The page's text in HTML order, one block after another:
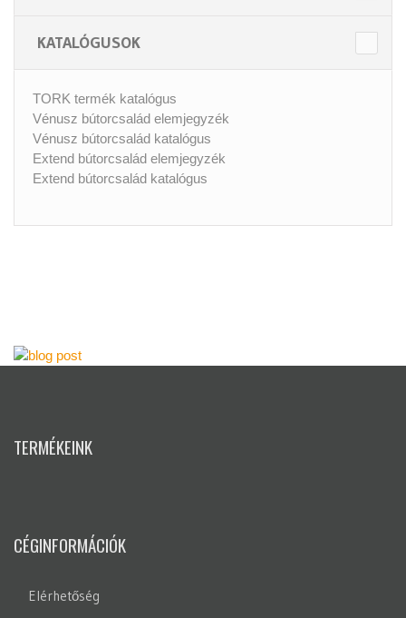
KATALÓGUSOK
TORK termék katalógus
Vénusz bútorcsalád elemjegyzék
Vénusz bútorcsalád katalógus
Extend bútorcsalád elemjegyzék
Extend bútorcsalád katalógus
TERMÉKEINK
CÉGINFORMÁCIÓK
Elérhetőség